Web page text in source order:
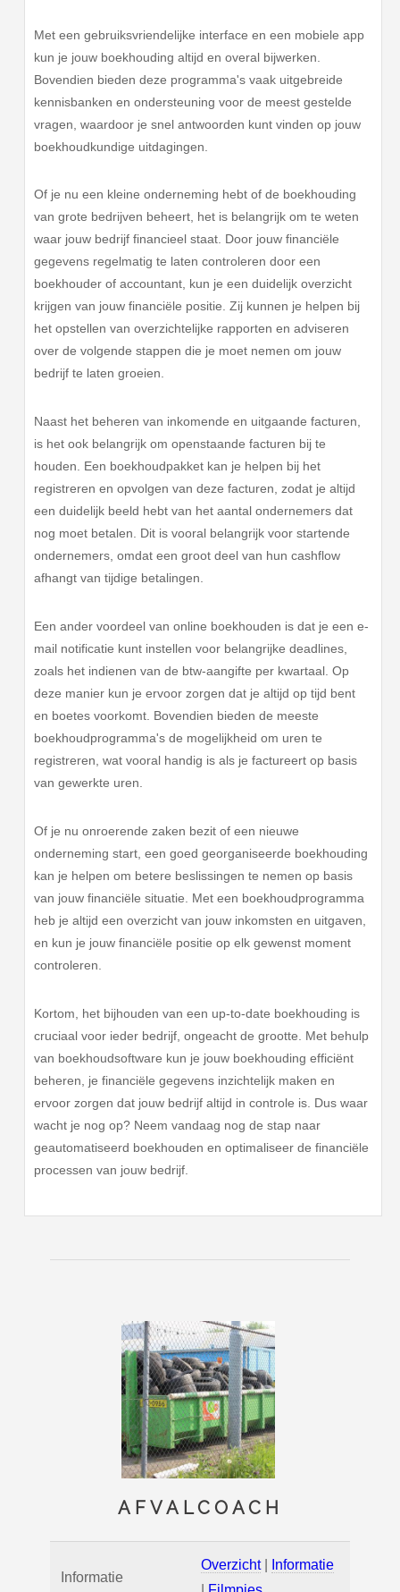
Met een gebruiksvriendelijke interface en een mobiele app
kun je jouw boekhouding altijd en overal bijwerken.
Bovendien bieden deze programma's vaak uitgebreide
kennisbanken en ondersteuning voor de meest gestelde
vragen, waardoor je snel antwoorden kunt vinden op jouw
boekhoudkundige uitdagingen.
Of je nu een kleine onderneming hebt of de boekhouding
van grote bedrijven beheert, het is belangrijk om te weten
waar jouw bedrijf financieel staat. Door jouw financiële
gegevens regelmatig te laten controleren door een
boekhouder of accountant, kun je een duidelijk overzicht
krijgen van jouw financiële positie. Zij kunnen je helpen bij
het opstellen van overzichtelijke rapporten en adviseren
over de volgende stappen die je moet nemen om jouw
bedrijf te laten groeien.
Naast het beheren van inkomende en uitgaande facturen,
is het ook belangrijk om openstaande facturen bij te
houden. Een boekhoudpakket kan je helpen bij het
registreren en opvolgen van deze facturen, zodat je altijd
een duidelijk beeld hebt van het aantal ondernemers dat
nog moet betalen. Dit is vooral belangrijk voor startende
ondernemers, omdat een groot deel van hun cashflow
afhangt van tijdige betalingen.
Een ander voordeel van online boekhouden is dat je een e-
mail notificatie kunt instellen voor belangrijke deadlines,
zoals het indienen van de btw-aangifte per kwartaal. Op
deze manier kun je ervoor zorgen dat je altijd op tijd bent
en boetes voorkomt. Bovendien bieden de meeste
boekhoudprogramma's de mogelijkheid om uren te
registreren, wat vooral handig is als je factureert op basis
van gewerkte uren.
Of je nu onroerende zaken bezit of een nieuwe
onderneming start, een goed georganiseerde boekhouding
kan je helpen om betere beslissingen te nemen op basis
van jouw financiële situatie. Met een boekhoudprogramma
heb je altijd een overzicht van jouw inkomsten en uitgaven,
en kun je jouw financiële positie op elk gewenst moment
controleren.
Kortom, het bijhouden van een up-to-date boekhouding is
cruciaal voor ieder bedrijf, ongeacht de grootte. Met behulp
van boekhoudsoftware kun je jouw boekhouding efficiënt
beheren, je financiële gegevens inzichtelijk maken en
ervoor zorgen dat jouw bedrijf altijd in controle is. Dus waar
wacht je nog op? Neem vandaag nog de stap naar
geautomatiseerd boekhouden en optimaliseer de financiële
processen van jouw bedrijf.
AFVALCOACH
Informatie
Overzicht|
Informatie